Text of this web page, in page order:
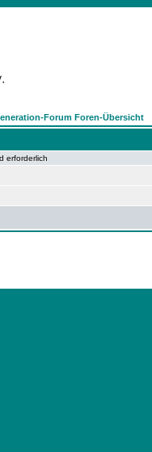
Forum Foren-Übersicht
erforderlich